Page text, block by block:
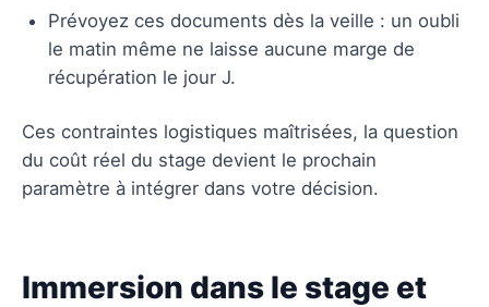
Prévoyez ces documents dès la veille : un oubli
le matin même ne laisse aucune marge de
récupération le jour J.
Ces contraintes logistiques maîtrisées, la question
du coût réel du stage devient le prochain
paramètre à intégrer dans votre décision.
Immersion dans le stage et